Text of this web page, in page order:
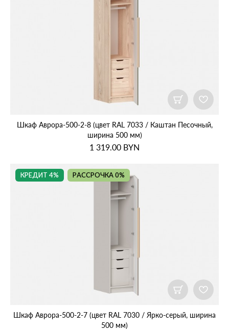
Шкаф Аврора‑500‑2‑8 (цвет RAL 7033 / Каштан Песочный,
ширина 500 мм)
1 319.00 BYN
КРЕДИТ 4% РАССРОЧКА 0%
Шкаф Аврора‑500‑2‑7 (цвет RAL 7030 / Ярко‑серый, ширина
500 мм)